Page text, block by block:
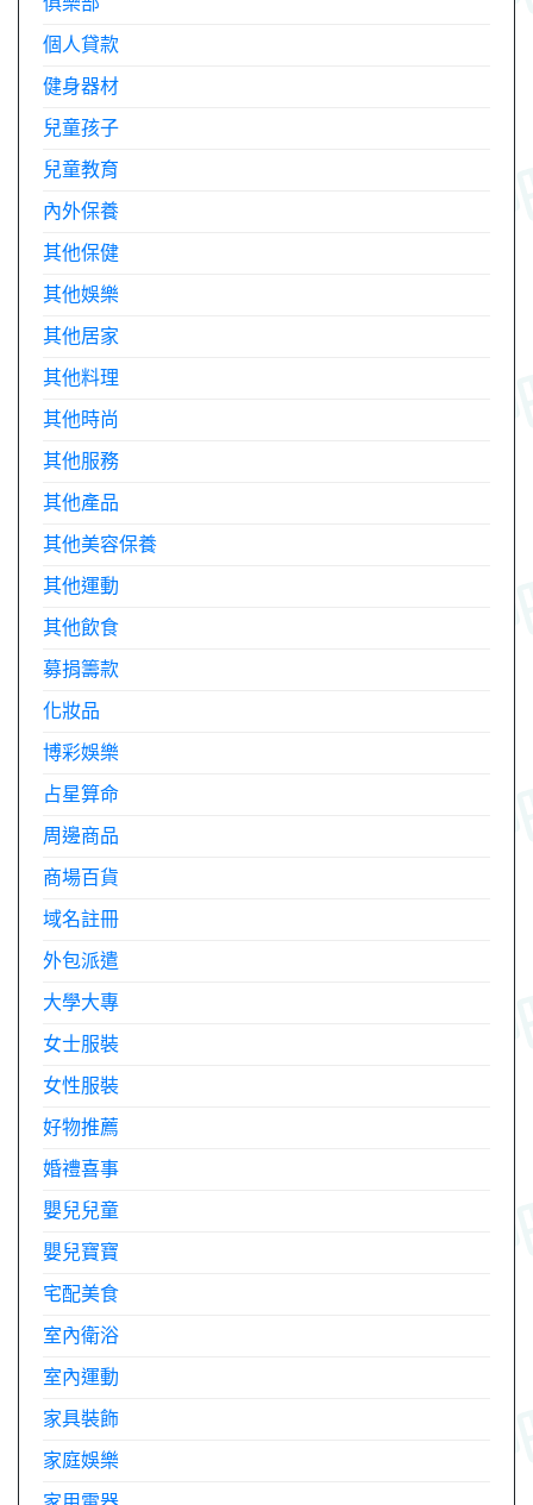
個人貸款
健身器材
兒童孩子
兒童教育
內外保養
其他保健
其他娛樂
其他居家
其他料理
其他時尚
其他服務
其他產品
其他美容保養
其他運動
其他飲食
募捐籌款
化妝品
博彩娛樂
占星算命
周邊商品
商場百貨
域名註冊
外包派遣
大學大專
女士服裝
女性服裝
好物推薦
婚禮喜事
嬰兒兒童
嬰兒寶寶
宅配美食
室內衛浴
室內運動
家具裝飾
家庭娛樂